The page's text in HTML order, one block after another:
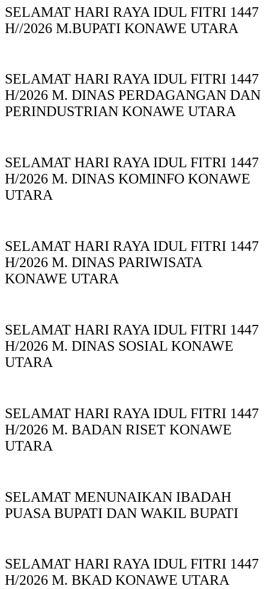
SELAMAT HARI RAYA IDUL FITRI 1447
H//2026 M.BUPATI KONAWE UTARA
SELAMAT HARI RAYA IDUL FITRI 1447
H/2026 M. DINAS PERDAGANGAN DAN
PERINDUSTRIAN KONAWE UTARA
SELAMAT HARI RAYA IDUL FITRI 1447
H/2026 M. DINAS KOMINFO KONAWE
UTARA
SELAMAT HARI RAYA IDUL FITRI 1447
H/2026 M. DINAS PARIWISATA
KONAWE UTARA
SELAMAT HARI RAYA IDUL FITRI 1447
H/2026 M. DINAS SOSIAL KONAWE
UTARA
SELAMAT HARI RAYA IDUL FITRI 1447
H/2026 M. BADAN RISET KONAWE
UTARA
SELAMAT MENUNAIKAN IBADAH
PUASA BUPATI DAN WAKIL BUPATI
SELAMAT HARI RAYA IDUL FITRI 1447
H/2026 M. BKAD KONAWE UTARA